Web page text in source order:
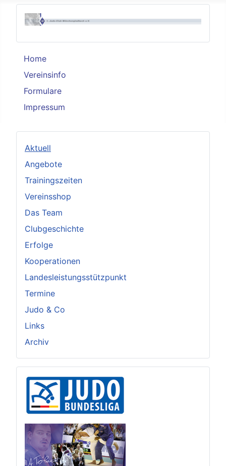
Home
Vereinsinfo
Formulare
Impressum
Aktuell
Angebote
Trainingszeiten
Vereinsshop
Das Team
Clubgeschichte
Erfolge
Kooperationen
Landesleistungsstützpunkt
Termine
Judo & Co
Links
Archiv